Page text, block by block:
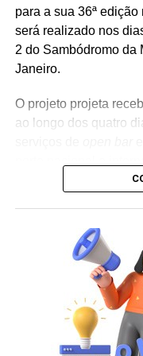
para a sua 36ª
será realizado nos
2 do Sambódromo da
Janeiro.
O projeto projeta
ao longo dos quatro
marcas parceiras. “O
uma experiência
cidade maravilhosa”,
de negócios e
A produção do
em parceria com a